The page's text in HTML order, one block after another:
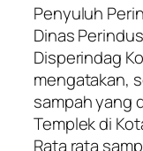
Penyuluh
Dinas
Disperindag
mengatakan,
sampah yang
Templek di
Rata rata